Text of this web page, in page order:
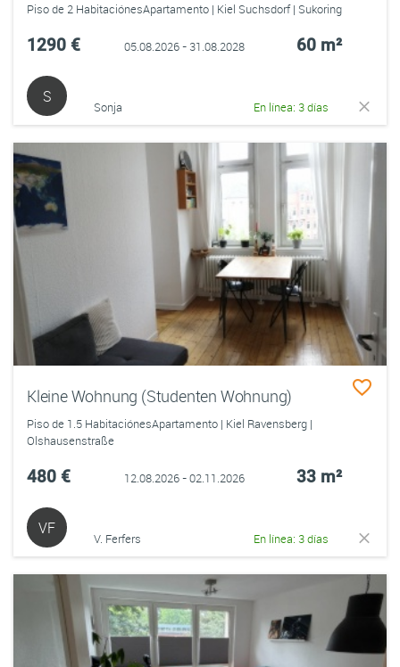
Piso de 2 HabitaciónesApartamento | Kiel Suchsdorf | Sukoring
1290 € 05.08.2026 - 31.08.2028 60 m²
S
Sonja En línea: 3 días
Kleine Wohnung (Studenten Wohnung)
Piso de 1.5 HabitaciónesApartamento | Kiel Ravensberg |
Olshausenstraße
480 € 12.08.2026 - 02.11.2026 33 m²
VF
V. Ferfers En línea: 3 días